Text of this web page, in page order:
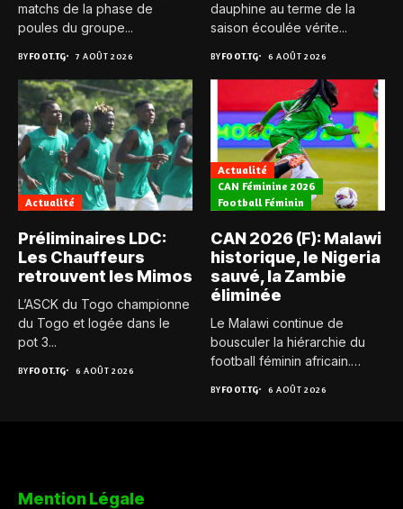
matchs de la phase de
poules du groupe...
BYFOOT.TG 7 AOÛT 2026
dauphine au terme de la
saison écoulée vérite...
BYFOOT.TG 6 AOÛT 2026
Actualité
Préliminaires LDC:
Les Chauffeurs
retrouvent les Mimos
L’ASCK du Togo championne
du Togo et logée dans le
pot 3...
BYFOOT.TG 6 AOÛT 2026
Actualité
CAN Féminine 2026
Football Féminin
CAN 2026 (F): Malawi
historique, le Nigeria
sauvé, la Zambie
éliminée
Le Malawi continue de
bousculer la hiérarchie du
football féminin africain.
BYFOOT.TG 6 AOÛT 2026
Mention Légale